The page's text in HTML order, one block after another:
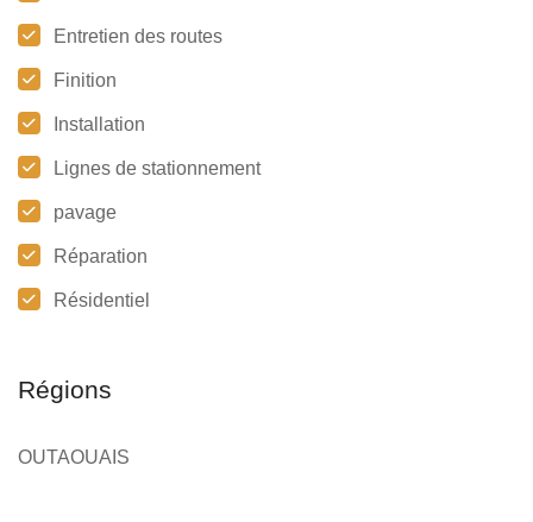
Entretien des routes
Finition
Installation
Lignes de stationnement
pavage
Réparation
Résidentiel
Régions
OUTAOUAIS